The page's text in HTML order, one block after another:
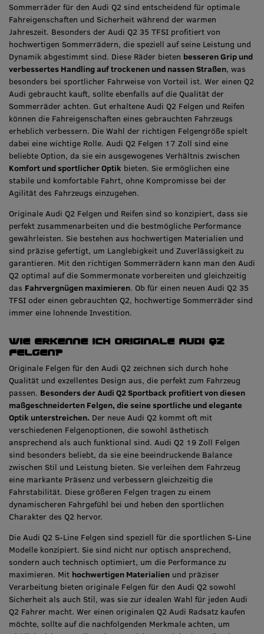
Sommerräder für den Audi Q2 sind entscheidend für optimale
Fahreigenschaften und Sicherheit während der warmen
Jahreszeit. Besonders der Audi Q2 35 TFSI profitiert von
hochwertigen Sommerrädern, die speziell auf seine Leistung und
Dynamik abgestimmt sind. Diese Räder bieten besseren Grip und
verbessertes Handling auf trockenen und nassen Straßen, was
besonders bei sportlicher Fahrweise von Vorteil ist. Wer einen Q2
Audi gebraucht kauft, sollte ebenfalls auf die Qualität der
Sommerräder achten. Gut erhaltene Audi Q2 Felgen und Reifen
können die Fahreigenschaften eines gebrauchten Fahrzeugs
erheblich verbessern. Die Wahl der richtigen Felgengröße spielt
dabei eine wichtige Rolle. Audi Q2 Felgen 17 Zoll sind eine
beliebte Option, da sie ein ausgewogenes Verhältnis zwischen
Komfort und sportlicher Optik bieten. Sie ermöglichen eine
stabile und komfortable Fahrt, ohne Kompromisse bei der
Agilität des Fahrzeugs einzugehen.
Originale Audi Q2 Felgen und Reifen sind so konzipiert, dass sie
perfekt zusammenarbeiten und die bestmögliche Performance
gewährleisten. Sie bestehen aus hochwertigen Materialien und
sind präzise gefertigt, um Langlebigkeit und Zuverlässigkeit zu
garantieren. Mit den richtigen Sommerrädern kann man den Audi
Q2 optimal auf die Sommermonate vorbereiten und gleichzeitig
das Fahrvergnügen maximieren. Ob für einen neuen Audi Q2 35
TFSI oder einen gebrauchten Q2, hochwertige Sommerräder sind
immer eine lohnende Investition.
Wie erkenne ich originale Audi Q2
Felgen?
Originale Felgen für den Audi Q2 zeichnen sich durch hohe
Qualität und exzellentes Design aus, die perfekt zum Fahrzeug
passen. Besonders der Audi Q2 Sportback profitiert von diesen
maßgeschneiderten Felgen, die seine sportliche und elegante
Optik unterstreichen. Der neue Audi Q2 kommt oft mit
verschiedenen Felgenoptionen, die sowohl ästhetisch
ansprechend als auch funktional sind. Audi Q2 19 Zoll Felgen
sind besonders beliebt, da sie eine beeindruckende Balance
zwischen Stil und Leistung bieten. Sie verleihen dem Fahrzeug
eine markante Präsenz und verbessern gleichzeitig die
Fahrstabilität. Diese größeren Felgen tragen zu einem
dynamischeren Fahrgefühl bei und heben den sportlichen
Charakter des Q2 hervor.
Die Audi Q2 S-Line Felgen sind speziell für die sportlichen S-Line
Modelle konzipiert. Sie sind nicht nur optisch ansprechend,
sondern auch technisch optimiert, um die Performance zu
maximieren. Mit hochwertigen Materialien und präziser
Verarbeitung bieten originale Felgen für den Audi Q2 sowohl
Sicherheit als auch Stil, was sie zur idealen Wahl für jeden Audi
Q2 Fahrer macht. Wer einen originalen Q2 Audi Radsatz kaufen
möchte, sollte auf die nachfolgenden Merkmale achten, um